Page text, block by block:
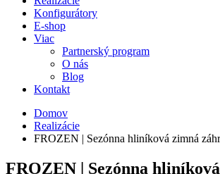
Konfigurátory
E-shop
Viac
Partnerský program
O nás
Blog
Kontakt
Domov
Realizácie
FROZEN | Sezónna hliníková zimná
FROZEN | Sezónna